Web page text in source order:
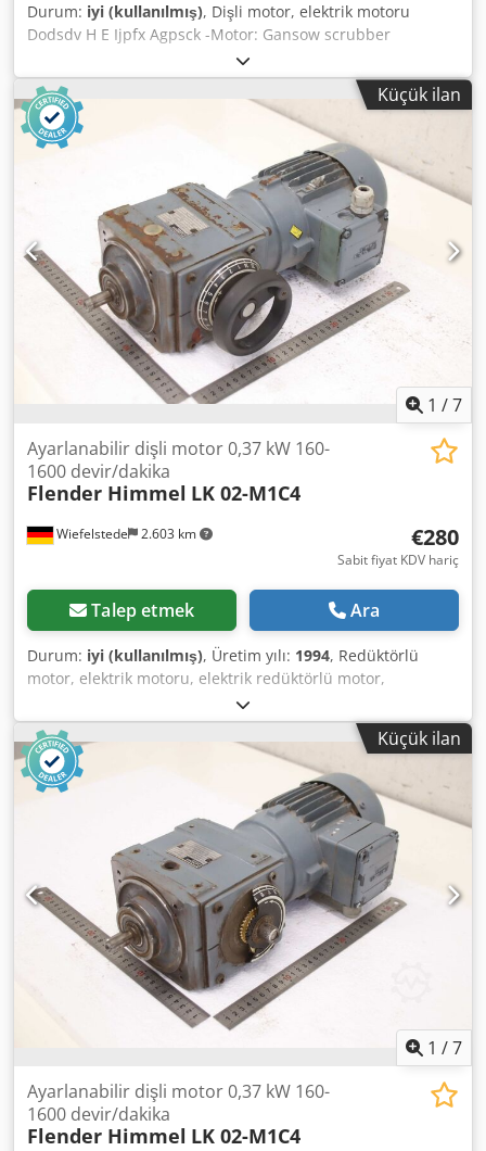
Durum: iyi (kullanılmış), Dişli motor, elektrik motoru
Dodsdv H E Ijpfx Agpsck -Motor: Gansow scrubber
dryer'dan geliyor -Bağlantı: 24 volt -Hız: 160 rpm -Güç: 1
kW -Mil çapı: Ø 25 mm -Sayı: 8 adet mevcut -Fiyat: adet
başına -Boyutlar: 390/140/Y160 mm -Ağırlık: 13 kgKüçük ilan
1 /7
Wiefelstede 2.603 km
Ayarlanabilir dişli motor 0,37 kW 160-
1600 devir/dakika
Flender Himmel LK 02-M1C4
€280
Sabit fiyat KDV hariç
Talep etmek Ara
Durum: iyi (kullanılmış), Üretim yılı: 1994, Redüktörlü
motor, elektrik motoru, elektrik redüktörlü motor,
ayarlanabilir redüktörlü motor, değişken hızlı redüktörlü
motor -Üretici: Flender Himmel, ayarlanabilir redüktörlü
motor -Tip: LK 02-M1C4 -Devir: 160-1600 d/dak -Güç: 0,37
kW Dcsdpfxsyz R Uhs Agpok -Koruma sınıfı: IP54 -Mil: Ø 14
x 30 mm -Boyutlar: 430/210/Y140 mm -Ağırlık: 16,3 kg
Küçük ilan
1 /7
Ayarlanabilir dişli motor 0,37 kW 160-
1600 devir/dakika
Flender Himmel LK 02-M1C4